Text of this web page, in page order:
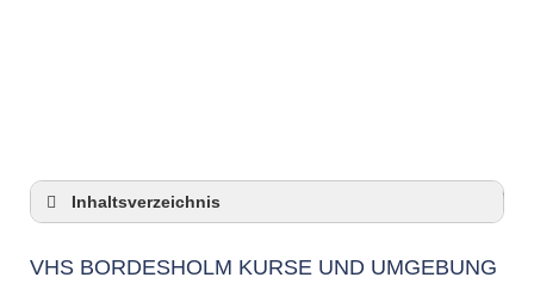
Anzeige
Inhaltsverzeichnis
VHS Bordesholm – Öffnungszeiten und
VHS BORDESHOLM KURSE UND UMGEBUNG